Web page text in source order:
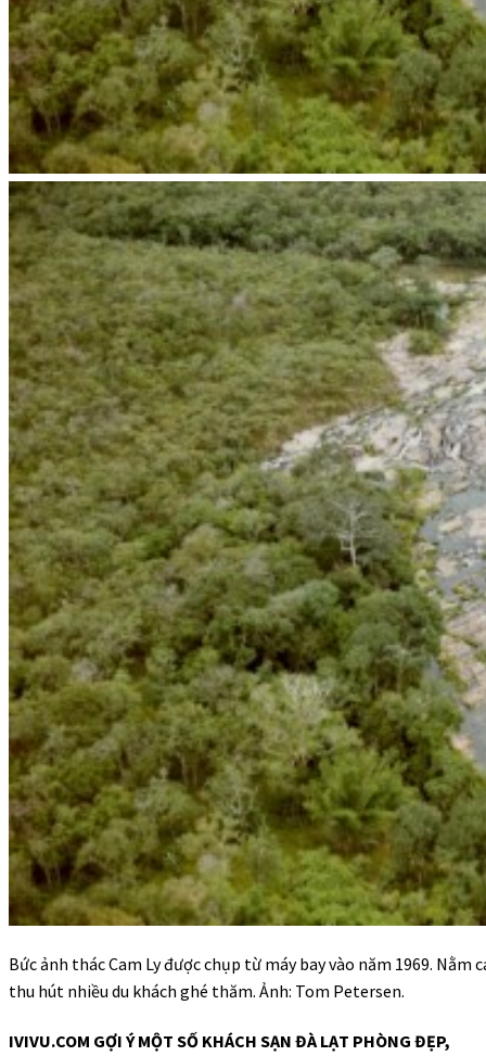
Bức ảnh thác Cam Ly được chụp từ máy bay vào năm 1969.
thu hút nhiều du khách ghé thăm. Ảnh: Tom Petersen.
IVIVU.COM GỢI Ý MỘT SỐ KHÁCH SẠN ĐÀ LẠT PHÒNG ĐẸP,